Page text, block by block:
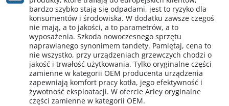
bardzo szybko stają się odpadami, jest to ryzyko dla
konsumentów i środowiska. W dodatku zawsze czegoś
nie mają, a to jakości, a to parametrów, a to
wyposażenia. Szkoda nowoczesnego sprzętu
naprawianego synonimem tandety. Pamiętaj, cena to
nie wszystko, przy urządzeniach grzewczych chodzi o
jakość i trwałość użytkowania. Tylko oryginalne części
zamienne w kategorii OEM producenta urządzenia
zapewniają komfort pracy kotła, jego efektywność i
żywotność eksploatacji. W ofercie Arley oryginalne
części zamienne w kategorii OEM.